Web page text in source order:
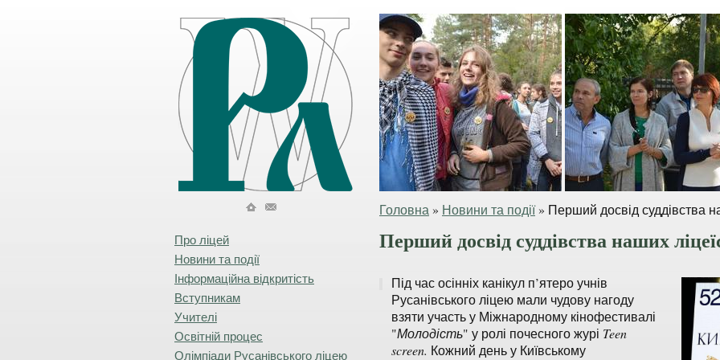
Головна » Новини та події» Перший досвід суддівства
Про ліцей
Новини та події
Інформаційна відкритість
Вступникам
Учителі
Освітній процес
Олімпіади Русанівського ліцею
Перший досвід суддівства наших
Під час осінніх канікул п’ятеро учнів
Русанівського ліцею мали чудову нагоду
взяти участь у Міжнародному кінофестивалі
"Молодість" у ролі почесного журі Teen
screen. Кожний день у Київському